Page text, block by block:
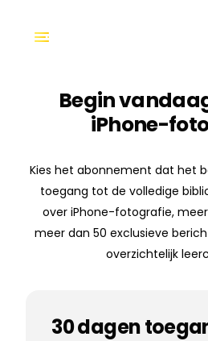
Begin
iPhone-
Kies het abonnement dat het
toegang tot de volledige
over iPhone-fotografie,
meer dan 50 exclusieve
overzichtelijk
30 dagen